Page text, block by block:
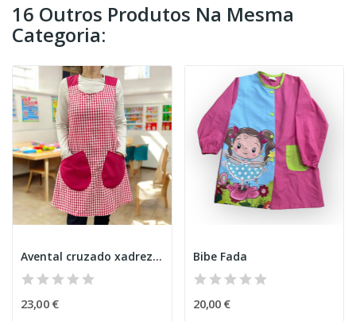
16 Outros Produtos Na Mesma
Categoria:
Avental cruzado xadrez rosa basico
23,00 €
Bibe Fada
20,00 €